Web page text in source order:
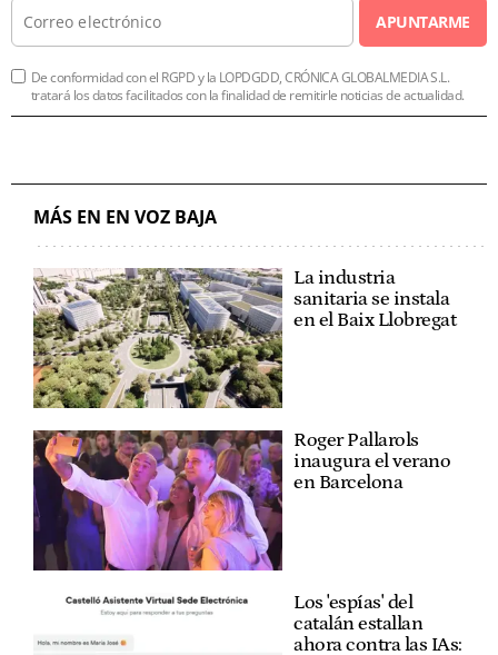
APUNTARME
De conformidad con el RGPD y la LOPDGDD, CRÓNICA GLOBALMEDIA S.L.
tratará los datos facilitados con la finalidad de remitirle noticias de actualidad.
MÁS EN EN VOZ BAJA
La industria
sanitaria se instala
en el Baix Llobregat
Roger Pallarols
inaugura el verano
en Barcelona
Los 'espías' del
catalán estallan
ahora contra las IAs: